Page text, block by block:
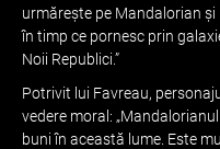
urmărește pe Mandalorian
în timp ce pornesc prin
Noii Republici.”
Potrivit lui Favreau,
vedere moral:
buni în această lume. Este